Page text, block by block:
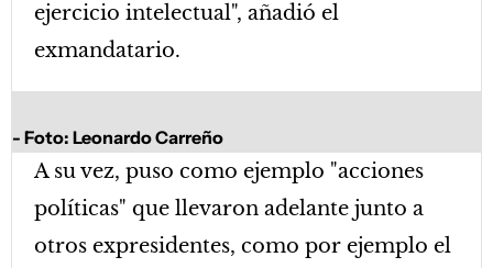
ejercicio intelectual", añadió el
exmandatario.
Foto: Leonardo Carreño
A su vez, puso como ejemplo "acciones
políticas" que llevaron adelante junto a
otros expresidentes, como por ejemplo el